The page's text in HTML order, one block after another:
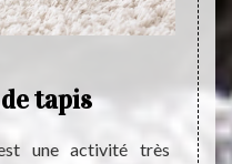
tapis
une activité très
Le